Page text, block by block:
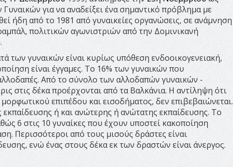
για να αναδείξει ένα σημαντικό πρόβλημα με
ήδη από το 1981 από γυναικείες οργανώσεις, σε ανάμνηση
πολιτικών αγωνιστριών από την Δομινικανή
των γυναικών είναι κυρίως υπόθεση ενδοοικογενειακή,
είναι έγγαμες. Το 16% των γυναικών που
Από το σύνολο των αλλοδαπών γυναικών -
στις δέκα προέρχονται από τα Βαλκάνια. Η αντίληψη ότι
επιπέδου και εισοδήματος, δεν επιβεβαιώνεται.
εκπαίδευσης ή και ανώτερης ή ανώτατης εκπαίδευσης. Το
6 στις 10 γυναίκες που έχουν υποστεί κακοποίηση
Περισσότεροι από τους μισούς δράστες είναι
ενώ ένας στους δέκα εκ των δραστών είναι άνεργος.